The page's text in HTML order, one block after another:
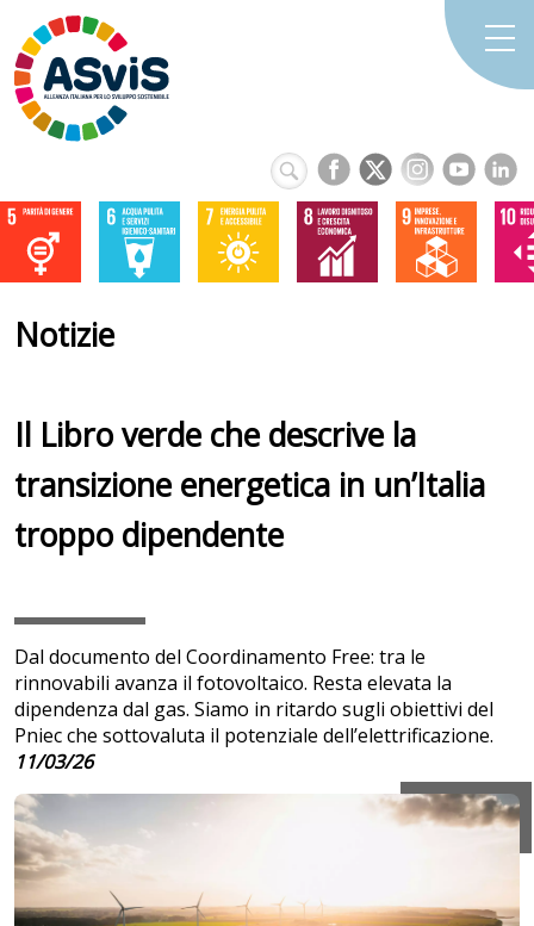
Notizie
Il Libro verde che descrive la
transizione energetica in un’Italia
troppo dipendente
Dal documento del Coordinamento Free: tra le
rinnovabili avanza il fotovoltaico. Resta elevata la
dipendenza dal gas. Siamo in ritardo sugli obiettivi del
Pniec che sottovaluta il potenziale dell’elettrificazione.
11/03/26